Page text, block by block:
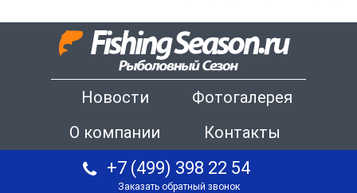
Новости
Фотогалерея
О компании
Контакты
+7 (499) 398 22 54
Заказать обратный звонок